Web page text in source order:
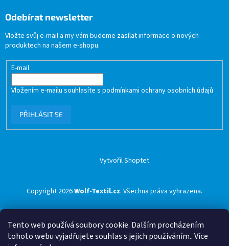
Tento web používá soubory cookie. Dalším procházením
tohoto webu vyjadřujete souhlas s jejich používáním.. Více
Odebírat newsletter
Vložte svůj e-mail a my vám budeme zasílat informace o nových
produktech na našem e-shopu.
E-mail
Vložením e-mailu souhlasíte s podmínkami ochrany osobních údajů
PŘIHLÁSIT SE
Vytvořil Shoptet
Copyright 2026Wolf-Textil.cz. Všechna práva vyhrazena.